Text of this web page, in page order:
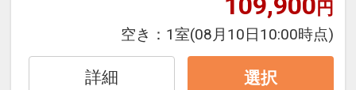
円
空き： 1室(08月10日10:00時点)
詳細 選択